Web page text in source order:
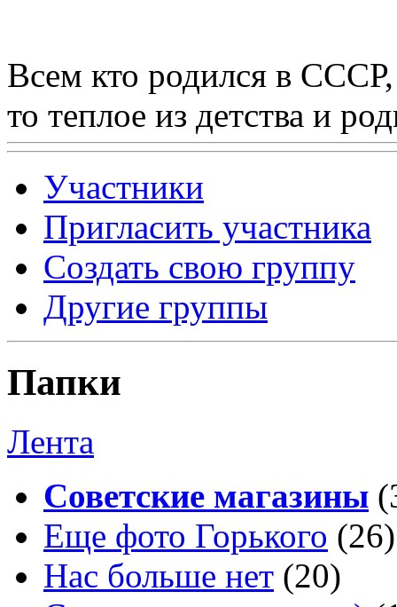
Всем кто родился в
то теплое из детства и
Участники
Пригласить участника
Создать свою группу
Другие группы
Папки
Лента
Советские магазины
Еще фото Горького (26)
Нас больше нет (20)